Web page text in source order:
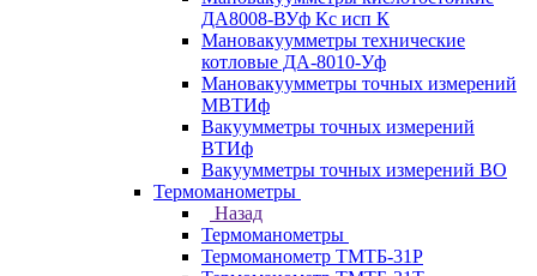
ДА8008-ВУф Кс исп К
Мановакуумметры технические
котловые ДА-8010-Уф
Мановакуумметры точных измерений
МВТИф
Вакуумметры точных измерений
ВТИф
Вакуумметры точных измерений ВО
Термоманометры
Назад
Термоманометры
Термоманометр ТМТБ-31Р